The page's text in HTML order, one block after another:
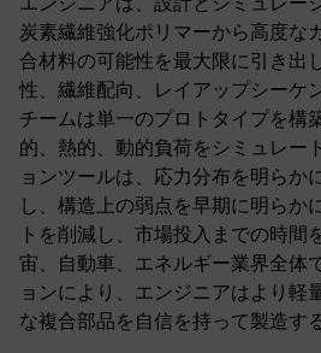
炭素繊維強化ポリマーから高度な
合材料の可能性を最大限に引き出
性、繊維配向、レイアップシーケ
チームは単一のプロトタイプを構
的、熱的、動的負荷をシミュレー
ョンツールは、応力分布を明らか
し、構造上の弱点を早期に明らか
トを削減し、市場投入までの時間
宙、自動車、エネルギー業界全体
ョンにより、エンジニアはより軽
な複合部品を自信を持って製造す